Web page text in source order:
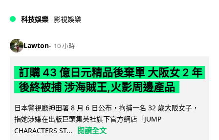
科技娛樂 影視娛樂
Lawton 10 小時
訂購 43 億日元精品後棄單 大阪女 2 年
後終被捕 涉海賊王,火影周邊產品
日本警視廳神田署 8 月 6 日公布，拘捕一名 32 歲大阪女子，
指她涉嫌在出版巨頭集英社旗下官方網店「JUMP
CHARACTERS ST...
閱讀全文